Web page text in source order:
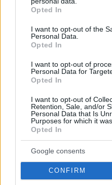
grant or deny consent to
use your data for below
consent section.
Opted In
I want to opt-out of the
Personal Data.
Opted In
I want to opt-out of
Personal Data for
Opted In
I want to opt-out of
Retention, Sale, and/or
Personal Data that Is
Purposes for which it
Opted In
Google consents
CONFIRM
ΤΑ ΠΙΟ